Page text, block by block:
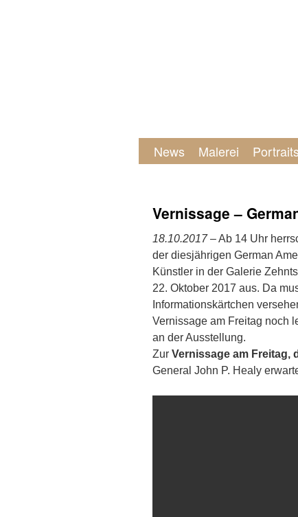
News Malerei Portraits
Vernissage –
18.10.2017– Ab 14 Uhr
der diesjährigen German
Künstler in der Galerie
22. Oktober 2017 aus. Da
Informationskärtchen
Vernissage am Freitag noch
an der Ausstellung.
Zur Vernissage am Freitag,
General John P. Healy